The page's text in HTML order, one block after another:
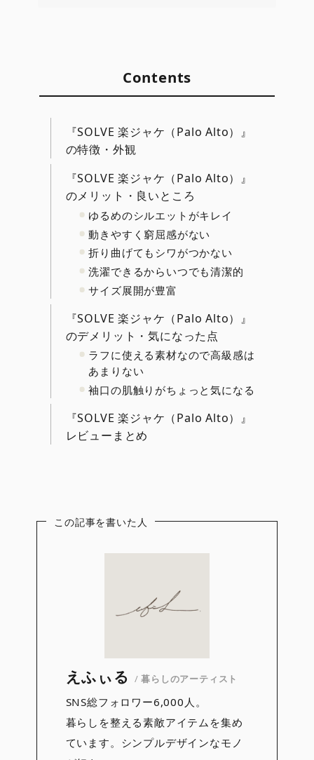
Contents
『SOLVE 楽ジャケ（Palo Alto）』
の特徴・外観
『SOLVE 楽ジャケ（Palo Alto）』
のメリット・良いところ
ゆるめのシルエットがキレイ
動きやすく窮屈感がない
折り曲げてもシワがつかない
洗濯できるからいつでも清潔的
サイズ展開が豊富
『SOLVE 楽ジャケ（Palo Alto）』
のデメリット・気になった点
ラフに使える素材なので高級感は
あまりない
袖口の肌触りがちょっと気になる
『SOLVE 楽ジャケ（Palo Alto）』
レビューまとめ
この記事を書いた人
えふぃる /暮らしのアーティスト
SNS総フォロワー6,000人。
暮らしを整える素敵アイテムを集め
ています。シンプルデザインなモノ